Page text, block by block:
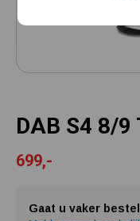
Installatie van een
Kelder / kruipruimte
DAB S4 8/9
699,-
Gaat u vaker